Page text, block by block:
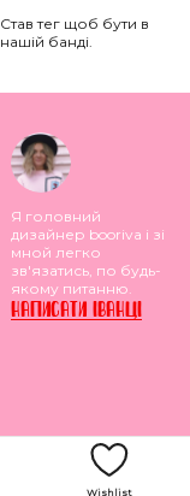
Wishlist
Став тег щоб бути в
нашій банді.
Я головний
дизайнер booriva і зі
мной легко
зв'язатись, по будь-
якому питанню.
НАПИСАТИ IВАНЦI